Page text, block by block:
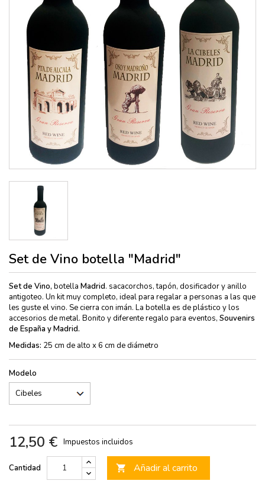
Set de Vino botella "Madrid"
Set de Vino, botella Madrid. sacacorchos, tapón, dosificador y anillo
antigoteo. Un kit muy completo, ideal para regalar a personas a las que
les guste el vino. Se cierra con imán. La botella es de plástico y los
accesorios de metal. Bonito y diferente regalo para eventos, Souvenirs
de España y Madrid.
Medidas: 25 cm de alto x 6 cm de diámetro
Modelo
12,50 € Impuestos incluidos
Cantidad  Añadir al carrito